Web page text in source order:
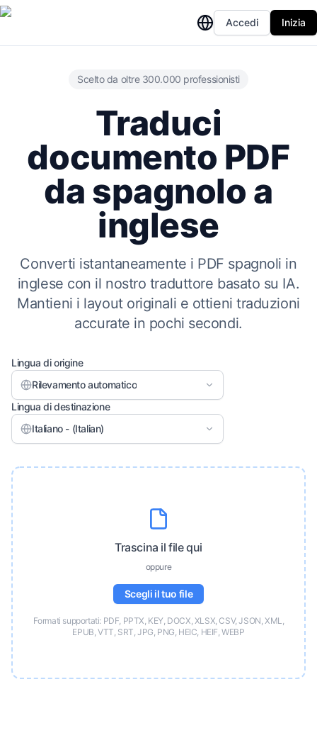
Accedi Inizia
Scelto da oltre 300.000 professionisti
Traduci
documento PDF
da spagnolo a
inglese
Converti istantaneamente i PDF spagnoli in
inglese con il nostro traduttore basato su IA.
Mantieni i layout originali e ottieni traduzioni
accurate in pochi secondi.
Lingua di origine
Rilevamento automatico
Lingua di destinazione
Italiano - (Italian)
Trascina il file qui
oppure
Scegli il tuo file
Formati supportati: PDF, PPTX, KEY, DOCX, XLSX, CSV, JSON, XML,
EPUB, VTT, SRT, JPG, PNG, HEIC, HEIF, WEBP